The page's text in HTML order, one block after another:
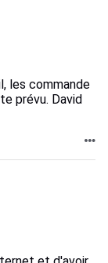
les commande
prévu. David